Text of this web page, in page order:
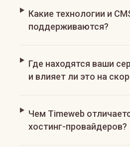
Какие технологии и
поддерживаются?
Где находятся ваши
и влияет ли это на
Чем Timeweb
хостинг-провайдеров?